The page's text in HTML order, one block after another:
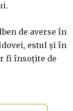
de averse în
estul şi în
fi însoţite de